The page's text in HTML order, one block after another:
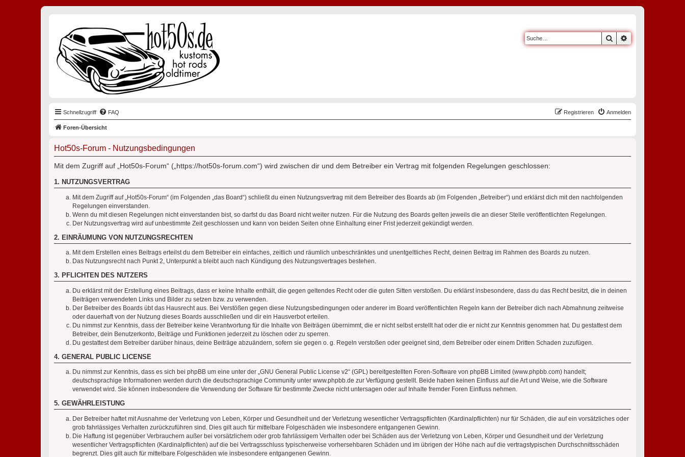
Suche
Schnellzugriff FAQ Anmelden
Registrieren
Foren-Übersicht
Hot50s-Forum - Nutzungsbedingungen
Mit dem Zugriff auf „Hot50s-Forum“ („https://hot50s-forum.com“) wird zwischen dir und dem Betreiber ein Vertrag mit folgenden Regelungen geschlossen:
1. NUTZUNGSVERTRAG
Mit dem Zugriff auf „Hot50s-Forum“ (im Folgenden „das Board“) schließt du einen Nutzungsvertrag mit dem Betreiber des Boards ab (im Folgenden „Betreiber“) und erklärst dich mit den nachfolgenden
Regelungen einverstanden.
Wenn du mit diesen Regelungen nicht einverstanden bist, so darfst du das Board nicht weiter nutzen. Für die Nutzung des Boards gelten jeweils die an dieser Stelle veröffentlichten Regelungen.
Der Nutzungsvertrag wird auf unbestimmte Zeit geschlossen und kann von beiden Seiten ohne Einhaltung einer Frist jederzeit gekündigt werden.
2. EINRÄUMUNG VON NUTZUNGSRECHTEN
Mit dem Erstellen eines Beitrags erteilst du dem Betreiber ein einfaches, zeitlich und räumlich unbeschränktes und unentgeltliches Recht, deinen Beitrag im Rahmen des Boards zu nutzen.
Das Nutzungsrecht nach Punkt 2, Unterpunkt a bleibt auch nach Kündigung des Nutzungsvertrages bestehen.
3. PFLICHTEN DES NUTZERS
Du erklärst mit der Erstellung eines Beitrags, dass er keine Inhalte enthält, die gegen geltendes Recht oder die guten Sitten verstoßen. Du erklärst insbesondere, dass du das Recht besitzt, die in deinen
Beiträgen verwendeten Links und Bilder zu setzen bzw. zu verwenden.
Der Betreiber des Boards übt das Hausrecht aus. Bei Verstößen gegen diese Nutzungsbedingungen oder anderer im Board veröffentlichten Regeln kann der Betreiber dich nach Abmahnung zeitweise
oder dauerhaft von der Nutzung dieses Boards ausschließen und dir ein Hausverbot erteilen.
Du nimmst zur Kenntnis, dass der Betreiber keine Verantwortung für die Inhalte von Beiträgen übernimmt, die er nicht selbst erstellt hat oder die er nicht zur Kenntnis genommen hat. Du gestattest dem
Betreiber, dein Benutzerkonto, Beiträge und Funktionen jederzeit zu löschen oder zu sperren.
Du gestattest dem Betreiber darüber hinaus, deine Beiträge abzuändern, sofern sie gegen o. g. Regeln verstoßen oder geeignet sind, dem Betreiber oder einem Dritten Schaden zuzufügen.
4. GENERAL PUBLIC LICENSE
Du nimmst zur Kenntnis, dass es sich bei phpBB um eine unter der „GNU General Public License v2“ (GPL) bereitgestellten Foren-Software von phpBB Limited (www.phpbb.com) handelt;
deutschsprachige Informationen werden durch die deutschsprachige Community unter www.phpbb.de zur Verfügung gestellt. Beide haben keinen Einfluss auf die Art und Weise, wie die Software
verwendet wird. Sie können insbesondere die Verwendung der Software für bestimmte Zwecke nicht untersagen oder auf Inhalte fremder Foren Einfluss nehmen.
5. GEWÄHRLEISTUNG
Der Betreiber haftet mit Ausnahme der Verletzung von Leben, Körper und Gesundheit und der Verletzung wesentlicher Vertragspflichten (Kardinalpflichten) nur für Schäden, die auf ein vorsätzliches oder
grob fahrlässiges Verhalten zurückzuführen sind. Dies gilt auch für mittelbare Folgeschäden wie insbesondere entgangenen Gewinn.
Die Haftung ist gegenüber Verbrauchern außer bei vorsätzlichem oder grob fahrlässigem Verhalten oder bei Schäden aus der Verletzung von Leben, Körper und Gesundheit und der Verletzung
wesentlicher Vertragspflichten (Kardinalpflichten) auf die bei Vertragsschluss typischerweise vorhersehbaren Schäden und im übrigen der Höhe nach auf die vertragstypischen Durchschnittsschäden
begrenzt. Dies gilt auch für mittelbare Folgeschäden wie insbesondere entgangenen Gewinn.